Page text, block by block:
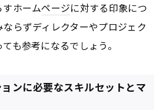
すホームページに対する印象につ
らずディレクターやプロジェク
も参考になるでしょう。
ンに必要なスキルセットとマ